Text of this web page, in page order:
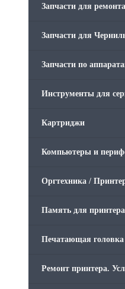
Запчасти для
Запчасти для
Запчасти по
Инструменты для
Картриджи
Компьютеры и
Оргтехника /
Память для принтера
Печатающая головка
Ремонт принтера.